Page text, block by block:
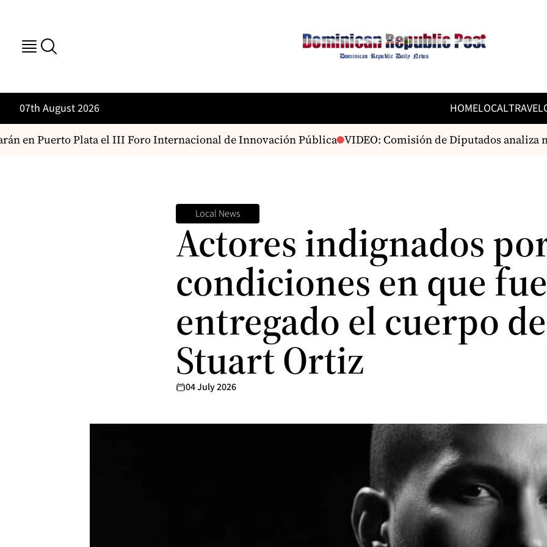
07th August 2026 HOMELOCALTRAVEL
en Puerto Plata el III Foro Internacional de Innovación Pública VIDEO: Comisión de Diputados analiza
Local News
Actores indignados
condiciones en que fue
entregado el cuerpo de
Stuart Ortiz
04 July 2026